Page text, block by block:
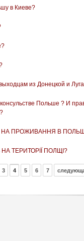
в Киеве?
из Донецкой и
Польше ? И
НА ПРОЖИВАННЯ В
ТЕРИТОРІЇ ПОЛЩІ?
3 4 5 6 7